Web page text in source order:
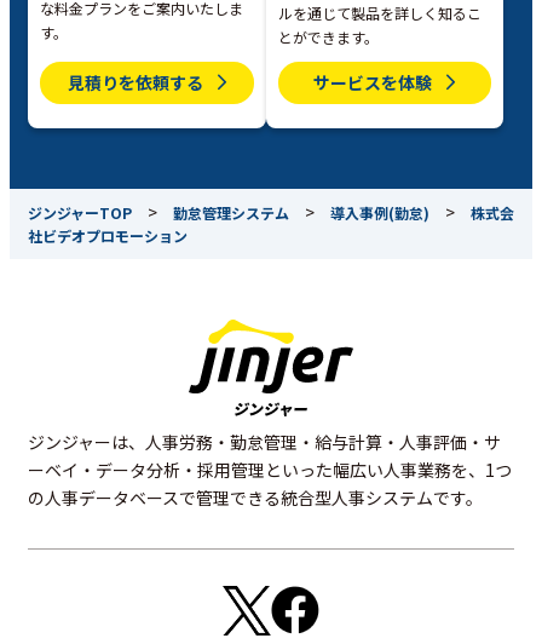
な料金プランをご案内いたしま
す。
見積りを依頼する
ルを通じて製品を詳しく知るこ
とができます。
サービスを体験
ジンジャーTOP > 勤怠管理システム > 導入事例(勤怠) >
株式会
社ビデオプロモーション
ジンジャーは、人事労務・勤怠管理・給与計算・人事評価・サ
ーベイ・データ分析・採用管理といった幅広い人事業務を、1つ
の人事データベースで管理できる統合型人事システムです。